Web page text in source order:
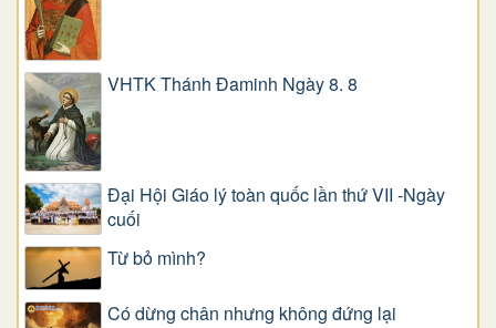
VHTK Thánh Đaminh Ngày 8. 8
Đại Hội Giáo lý toàn quốc lần thứ VII -Ngày
cuối
Từ bỏ mình?
Có dừng chân nhưng không đứng lại